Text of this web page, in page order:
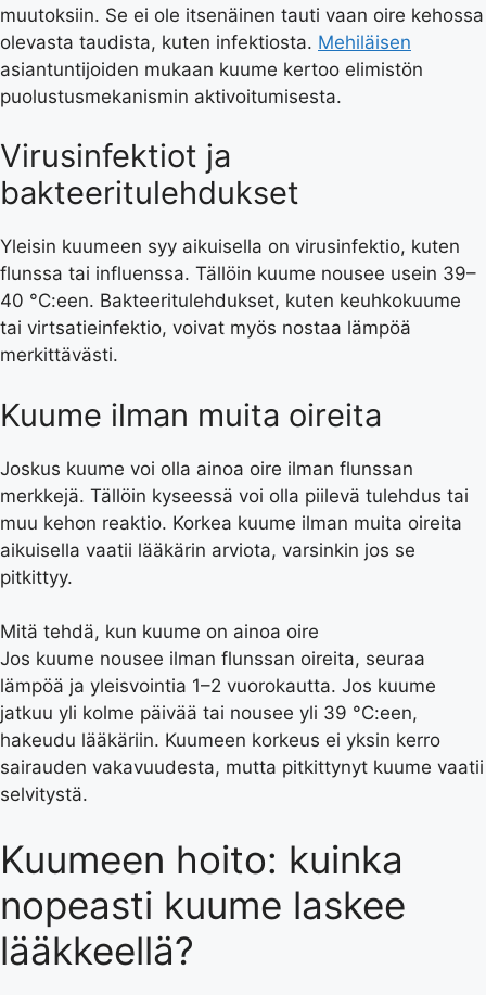
muutoksiin. Se ei ole itsenäinen tauti vaan oire kehossa
olevasta taudista, kuten infektiosta. Mehiläisen
asiantuntijoiden mukaan kuume kertoo elimistön
puolustusmekanismin aktivoitumisesta.
Virusinfektiot ja
bakteeritulehdukset
Yleisin kuumeen syy aikuisella on virusinfektio, kuten
flunssa tai influenssa. Tällöin kuume nousee usein 39–
40 °C:een. Bakteeritulehdukset, kuten keuhkokuume
tai virtsatieinfektio, voivat myös nostaa lämpöä
merkittävästi.
Kuume ilman muita oireita
Joskus kuume voi olla ainoa oire ilman flunssan
merkkejä. Tällöin kyseessä voi olla piilevä tulehdus tai
muu kehon reaktio. Korkea kuume ilman muita oireita
aikuisella vaatii lääkärin arviota, varsinkin jos se
pitkittyy.
Mitä tehdä, kun kuume on ainoa oire
Jos kuume nousee ilman flunssan oireita, seuraa
lämpöä ja yleisvointia 1–2 vuorokautta. Jos kuume
jatkuu yli kolme päivää tai nousee yli 39 °C:een,
hakeudu lääkäriin. Kuumeen korkeus ei yksin kerro
sairauden vakavuudesta, mutta pitkittynyt kuume vaatii
selvitystä.
Kuumeen hoito: kuinka
nopeasti kuume laskee
lääkkeellä?